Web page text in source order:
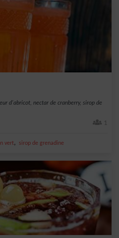
d'abricot, nectar de cranberry, sirop de
1
vert, sirop de grenadine